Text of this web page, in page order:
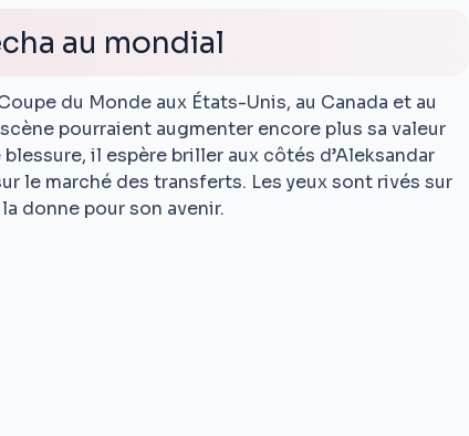
au mondial
du Monde aux États-Unis, au Canada et au
pourraient augmenter encore plus sa valeur
il espère briller aux côtés d’Aleksandar
le marché des transferts. Les yeux sont rivés sur
donne pour son avenir.